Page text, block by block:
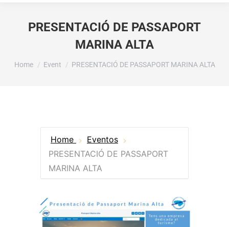
PRESENTACIÓ DE PASSAPORT
MARINA ALTA
You are here:
Home Event PRESENTACIÓ DE PASSAPORT MARINA ALTA
Home
Eventos
PRESENTACIÓ DE PASSAPORT
MARINA ALTA